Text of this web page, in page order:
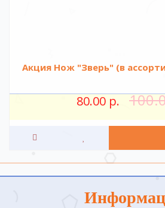
Акция Нож "Зверь" (в
80.00 р.